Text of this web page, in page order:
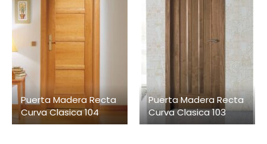
Puerta Madera Recta
Curva Clasica 104
Puerta Madera Recta
Curva Clasica 103